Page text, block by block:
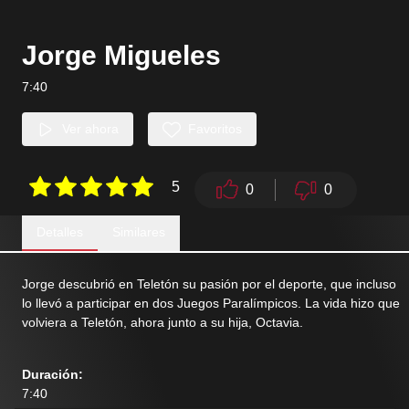
Jorge Migueles
7:40
5 0 0
Jorge descubrió en Teletón su pasión por el deporte, que incluso
lo llevó a participar en dos Juegos Paralímpicos. La vida hizo que
volviera a Teletón, ahora junto a su hija, Octavia.
Duración:
7:40